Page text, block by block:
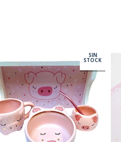
SIN
STOCK